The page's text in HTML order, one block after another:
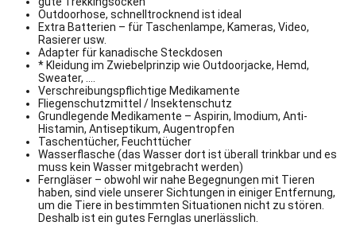
Outdoorhose, schnelltrocknend ist ideal
Extra Batterien – für Taschenlampe, Kameras, Video,
Rasierer usw.
Adapter für kanadische Steckdosen
* Kleidung im Zwiebelprinzip wie Outdoorjacke, Hemd,
Sweater, ….
Verschreibungspflichtige Medikamente
Fliegenschutzmittel / Insektenschutz
Grundlegende Medikamente – Aspirin, Imodium, Anti-
Histamin, Antiseptikum, Augentropfen
Taschentücher, Feuchttücher
Wasserflasche (das Wasser dort ist überall trinkbar und es
muss kein Wasser mitgebracht werden)
Ferngläser – obwohl wir nahe Begegnungen mit Tieren
haben, sind viele unserer Sichtungen in einiger Entfernung,
um die Tiere in bestimmten Situationen nicht zu stören.
Deshalb ist ein gutes Fernglas unerlässlich.